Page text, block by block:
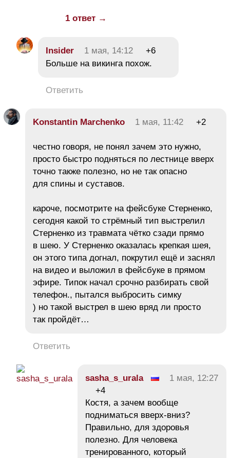
1 ответ →
Insider 1 мая, 14:12
+6
Больше на викинга похож.
Ответить
Konstantin Marchenko 1 мая, 11:42 +2
честно говоря, не понял зачем это нужно,
просто быстро подняться по лестнице вверх
точно также полезно, но не так опасно
для спины и суставов.
кароче, посмотрите на фейсбуке Стерненко,
сегодня какой то стрёмный тип выстрелил
Стерненко из травмата чётко сзади прямо
в шею. У Стерненко оказалась крепкая шея,
он этого типа догнал, покрутил ещё и заснял
на видео и выложил в фейсбуке в прямом
эфире. Типок начал срочно разбирать свой
телефон., пытался выбросить симку
) но такой выстрел в шею вряд ли просто
так пройдёт…
Ответить
sasha_s_urala
1 мая, 12:27
+4
Костя, а зачем вообще
подниматься вверх-вниз?
Правильно, для здоровья
полезно. Для человека
тренированного, который